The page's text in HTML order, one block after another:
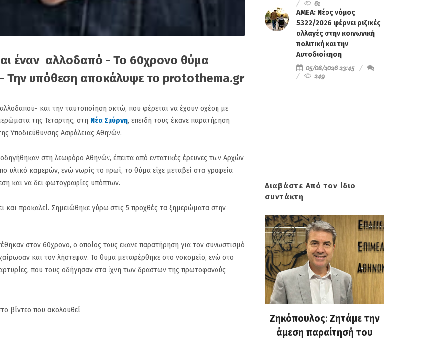
έναν αλλοδαπό - Το 60χρονο θύμα
Την υπόθεση αποκάλυψε το protothema.gr
και την ταυτοποίηση οκτώ, που φέρεται να έχουν σχέση με
της Τεταρτης, στη Νέα Σμύρνη, επειδή τους έκανε παρατήρηση
Υποδιεύθυνσης Ασφάλειας Αθηνών.
στη λεωφόρο Αθηνών, έπειτα από εντατικές έρευνες των Αρχών
υλικό καμερών, ενώ νωρίς το πρωί, το θύμα είχε μεταβεί στα γραφεία
και να δει φωτογραφίες υπόπτων.
προκαλεί. Σημειώθηκε γύρω στις 5 προχθές τα ξημερώματα στην
στον 60χρονο, ο οποίος τους εκανε παρατήρηση για τον συνωστισμό
και τον λήστεψαν. Το θύμα μεταφέρθηκε στο νοκομείο, ενώ στο
που τους οδήγησαν στα ίχνη των δραστων της πρωτοφανούς
βίντεο που ακολουθεί
61
ΑΜΕΑ: Νέος νόμος
5322/2026 φέρνει ριζικές
αλλαγές στην κοινωνική
πολιτική και την
Αυτοδιοίκηση
05/08/2026 23:45
249
Διαβάστε Από τον ίδιο
συντάκτη
(Gallop) Νέα Σμύρνη.
Στην 60ή θέση : Ευτυχώς